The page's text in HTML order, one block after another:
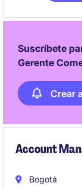
Suscríbete
Gerente
Crear
Account
Bogotá